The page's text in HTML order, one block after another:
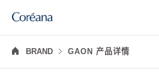
BRAND GAON 产品详情